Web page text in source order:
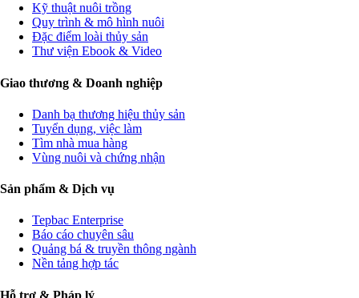
Kỹ thuật nuôi trồng
Quy trình & mô hình nuôi
Đặc điểm loài thủy sản
Thư viện Ebook & Video
Giao thương & Doanh nghiệp
Danh bạ thương hiệu thủy sản
Tuyển dụng, việc làm
Tìm nhà mua hàng
Vùng nuôi và chứng nhận
Sản phẩm & Dịch vụ
Tepbac Enterprise
Báo cáo chuyên sâu
Quảng bá & truyền thông ngành
Nền tảng hợp tác
Hỗ trợ & Pháp lý